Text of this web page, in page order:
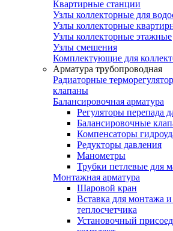
Квартирные станции
Узлы коллекторные для
Узлы коллекторные
Узлы коллекторные этажные
Узлы смешения
Комплектующие для
Арматура трубопроводная
Радиаторные
клапаны
Балансировочная арматура
Регуляторы перепада
Балансировочные
Компенсаторы
Редукторы давления
Манометры
Трубки петлевые для
Монтажная арматура
Шаровой кран
Вставка для монтажа
теплосчетчика
Установочный